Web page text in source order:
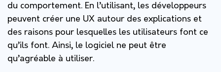
du comportement. En l’utilisant, les développeurs
peuvent créer une UX autour des explications et
des raisons pour lesquelles les utilisateurs font ce
qu’ils font. Ainsi, le logiciel ne peut être
qu’agréable à utiliser.